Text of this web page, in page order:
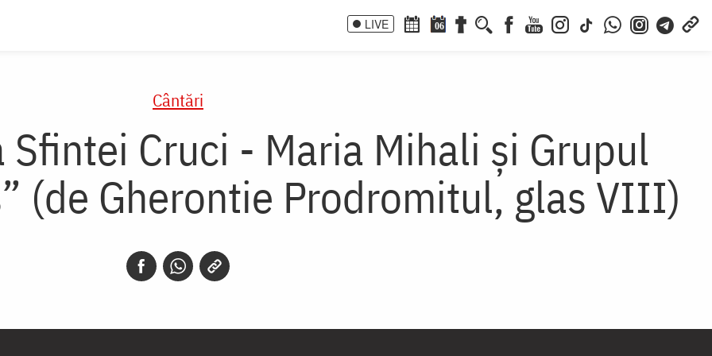
LIVE 06
Cântări
Sfintei Cruci - Maria Mihali și Grupul
(de Gherontie Prodromitul, glas VIII)